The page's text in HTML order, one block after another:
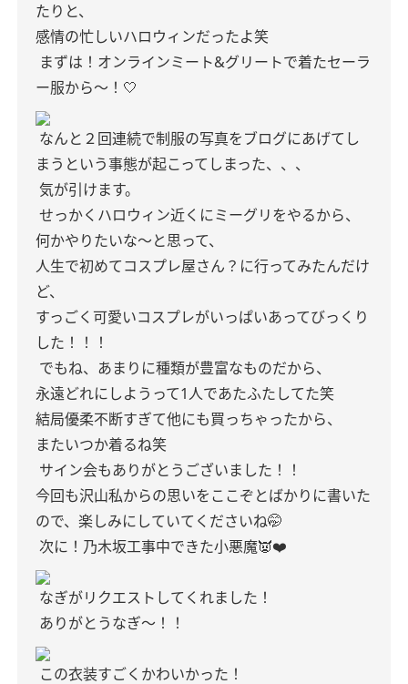
たりと、
感情の忙しいハロウィンだったよ笑
まずは！オンラインミート&グリートで着たセーラ
ー服から〜！🤍
なんと２回連続で制服の写真をブログにあげてし
まうという事態が起こってしまった、、、
気が引けます。
せっかくハロウィン近くにミーグリをやるから、
何かやりたいな〜と思って、
人生で初めてコスプレ屋さん？に行ってみたんだけ
ど、
すっごく可愛いコスプレがいっぱいあってびっくり
した！！！
でもね、あまりに種類が豊富なものだから、
永遠どれにしようって1人であたふたしてた笑
結局優柔不断すぎて他にも買っちゃったから、
またいつか着るね笑
サイン会もありがとうございました！！
今回も沢山私からの思いをここぞとばかりに書いた
ので、楽しみにしていてくださいね🤭
次に！乃木坂工事中できた小悪魔👿❤️
なぎがリクエストしてくれました！
ありがとうなぎ〜！！
この衣装すごくかわいかった！